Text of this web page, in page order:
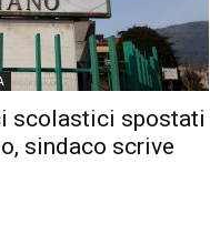
scolastici spostati
sindaco scrive